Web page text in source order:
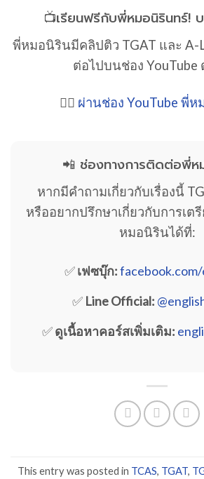
📺เรียนฟรีกับพี่หมอนิรินทร์!
พี่หมอนิรินมีคลิปติว TGAT และ A-
ต่อไปบนช่อง YouTube
👉🏻 ผ่านช่อง YouTube พี่
📲 ช่องทางการติดต่อพี่ห
หากมีคำถามเกี่ยวกับเรื่องนี้
หรืออยากปรึกษาเกี่ยวกับการเต
หมอนิรินได้ที่:
✅เฟซบุ๊ก:
✅ Line Official:
✅ดูเนื้อหาคอร์สเพิ่มเติม:
This entry was posted in TCAS, TGAT,